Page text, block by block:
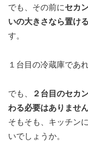
でも、その前にセカ
いの大きさなら置け
す。
１台目の冷蔵庫であ
でも、
２台目のセカ
わる必要はありません
そもそも、キッチン
いでしょうか。